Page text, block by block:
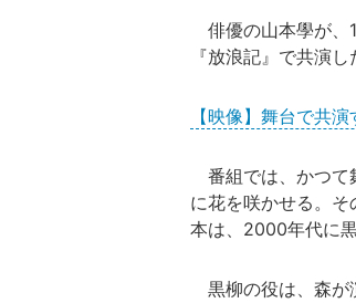
俳優の山本學が、
『放浪記』で共演し
【映像】舞台で共
番組では、かつて
に花を咲かせる。
本は、2000年代に
黒柳の役は、森が